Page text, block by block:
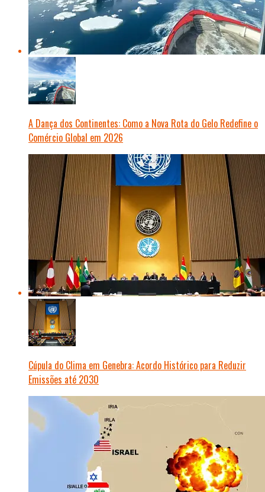
A Dança dos Continentes: Como a Nova Rota do Gelo Redefine o
Comércio Global em 2026
Cúpula do Clima em Genebra: Acordo Histórico para Reduzir
Emissões até 2030